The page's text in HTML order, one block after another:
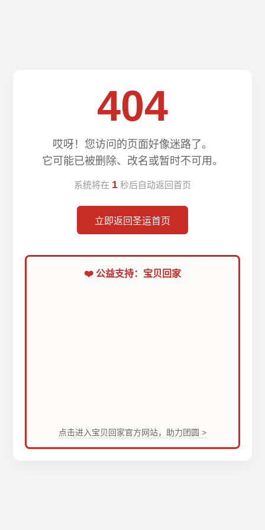
404
哎呀！您访问的页面好像迷路了。
它可能已被删除、改名或暂时不可用。
系统将在 1 秒后自动返回首页
立即返回圣运首页
❤️ 公益支持：宝贝回家
点击进入宝贝回家官方网站，助力团圆 >